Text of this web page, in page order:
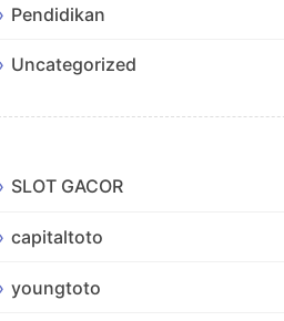
Pendidikan
Uncategorized
SLOT GACOR
capitaltoto
youngtoto